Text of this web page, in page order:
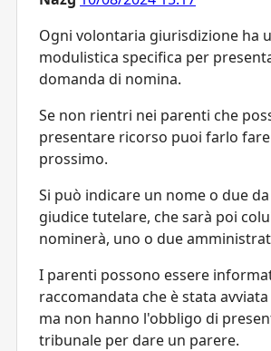
Ogni volontaria giurisdizione ha
modulistica specifica per
domanda di nomina.
Se non rientri nei parenti che
presentare ricorso puoi farlo fare
prossimo.
Si può indicare un nome o due
giudice tutelare, che sarà poi
nominerà, uno o due
I parenti possono essere
raccomandata che è stata
ma non hanno l'obbligo di
tribunale per dare un parere.